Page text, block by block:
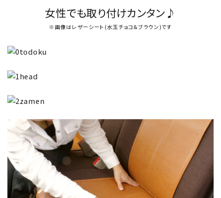
女性でも取り付けカンタン♪
※画像はレザーシート(水玉チョコ＆ブラウン)です